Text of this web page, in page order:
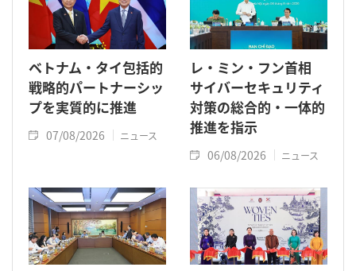
ベトナム・タイ包括的
戦略的パートナーシッ
プを実質的に推進
07/08/2026 ニュース
レ・ミン・フン首相
サイバーセキュリティ
対策の総合的・一体的
推進を指示
06/08/2026 ニュース